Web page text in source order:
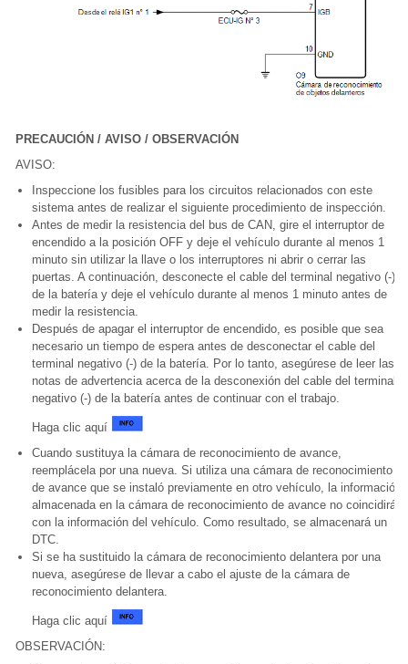
PRECAUCIÓN / AVISO / OBSERVACIÓN
AVISO:
Inspeccione los fusibles para los circuitos relacionados con este
sistema antes de realizar el siguiente procedimiento de inspección.
Antes de medir la resistencia del bus de CAN, gire el interruptor de
encendido a la posición OFF y deje el vehículo durante al menos 1
minuto sin utilizar la llave o los interruptores ni abrir o cerrar las
puertas. A continuación, desconecte el cable del terminal negativo (-)
de la batería y deje el vehículo durante al menos 1 minuto antes de
medir la resistencia.
Después de apagar el interruptor de encendido, es posible que sea
necesario un tiempo de espera antes de desconectar el cable del
terminal negativo (-) de la batería. Por lo tanto, asegúrese de leer las
notas de advertencia acerca de la desconexión del cable del terminal
negativo (-) de la batería antes de continuar con el trabajo.
Haga clic aquí
Cuando sustituya la cámara de reconocimiento de avance,
reemplácela por una nueva. Si utiliza una cámara de reconocimiento
de avance que se instaló previamente en otro vehículo, la información
almacenada en la cámara de reconocimiento de avance no coincidirá
con la información del vehículo. Como resultado, se almacenará un
DTC.
Si se ha sustituido la cámara de reconocimiento delantera por una
nueva, asegúrese de llevar a cabo el ajuste de la cámara de
reconocimiento delantera.
Haga clic aquí
OBSERVACIÓN: